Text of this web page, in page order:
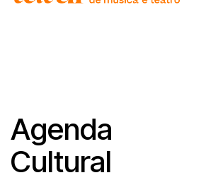
Agenda
Cultural